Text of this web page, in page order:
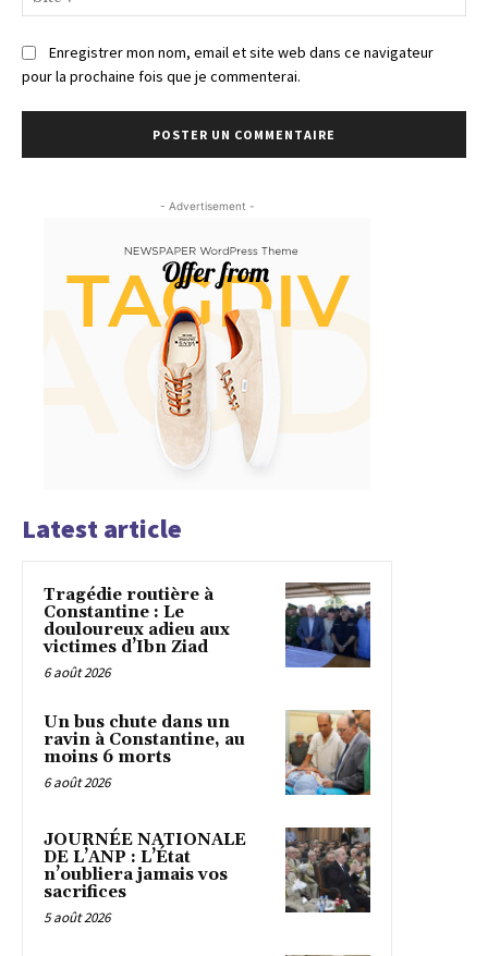
:
Enregistrer mon nom, email et site web dans ce navigateur
pour la prochaine fois que je commenterai.
- Advertisement -
Latest article
Tragédie routière à
Constantine : Le
douloureux adieu aux
victimes d’Ibn Ziad
6 août 2026
Un bus chute dans un
ravin à Constantine, au
moins 6 morts
6 août 2026
JOURNÉE NATIONALE
DE L’ANP : L’État
n’oubliera jamais vos
sacrifices
5 août 2026